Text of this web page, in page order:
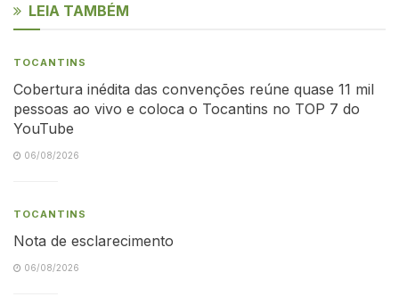
LEIA TAMBÉM
TOCANTINS
Cobertura inédita das convenções reúne quase 11 mil
pessoas ao vivo e coloca o Tocantins no TOP 7 do
YouTube
06/08/2026
TOCANTINS
Nota de esclarecimento
06/08/2026